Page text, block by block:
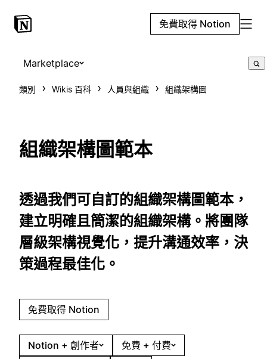
免費取得 Notion
Marketplace
類別 Wikis 百科 人員與組織 組織架構圖
組織架構圖範本
透過我們可自訂的組織架構圖範本，
建立明確且簡潔的組織架構。將團隊
層級架構視覺化，提升溝通效率，決
策過程最佳化。
免費取得 Notion
Notion + 創作者
免費 + 付費